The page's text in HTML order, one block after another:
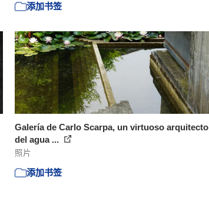
添加书签
Galería de Carlo Scarpa, un virtuoso arquitecto
del agua ...
照片
添加书签